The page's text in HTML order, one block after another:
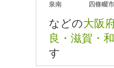
泉南
四條畷市
などの大阪
良・滋賀・
す